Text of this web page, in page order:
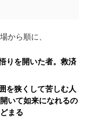
から順に、
りを開いた者。救済
を狭くして苦しむ人
いて如来になれるの
まる